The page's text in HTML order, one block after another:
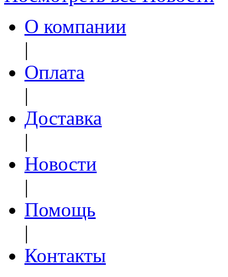
О компании
|
Оплата
|
Доставка
|
Новости
|
Помощь
|
Контакты